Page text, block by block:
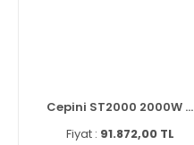
Cepini ST2000 2000W ...
Fiyat : 91.872,00 TL